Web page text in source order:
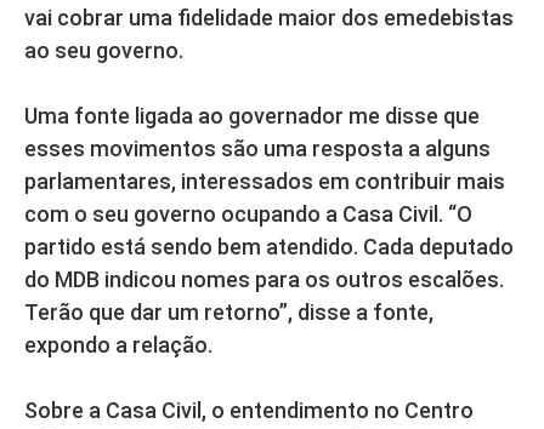
vai cobrar uma fidelidade maior dos emedebistas
ao seu governo.
Uma fonte ligada ao governador me disse que
esses movimentos são uma resposta a alguns
parlamentares, interessados em contribuir mais
com o seu governo ocupando a Casa Civil. “O
partido está sendo bem atendido. Cada deputado
do MDB indicou nomes para os outros escalões.
Terão que dar um retorno”, disse a fonte,
expondo a relação.
Sobre a Casa Civil, o entendimento no Centro